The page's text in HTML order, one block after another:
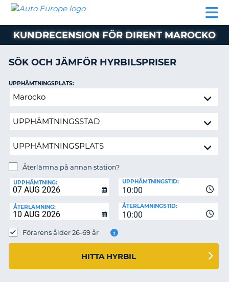
HYRBIL
HYRA
PARTNER
AUTO
EUROPE
HYRBIL
HYRA
HUSBIL
MIN
MEDLEMSINFORMATION
ADMINISTRERA
BOKNING
SVERIGE
KUNDRECENSION FÖR DIRENT MAROCKO
SÖK OCH JÄMFÖR HYRBILSPRISER
Återlämna
annan
UPPHÄMTNINGSPLATS:
Återlämna på annan station?
UPPHÄMTNING:
10:00
UPPHÄMTNINGSTID:
ÅTERLÄMNING:
10:00
ÅTERLÄMNINGSTID:
Förarens ålder 26-69 år
HITTA HYRBIL